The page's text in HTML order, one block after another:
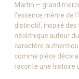
Martin — grand
l’essence même de
distinctif, inspiré des
néolithique autour
caractère
comme pièce
raconte une histoire